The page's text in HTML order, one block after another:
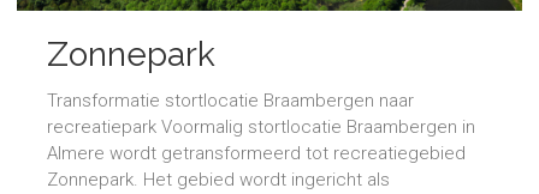
Zonnepark
Transformatie stortlocatie Braambergen naar
recreatiepark Voormalig stortlocatie Braambergen in
Almere wordt getransformeerd tot recreatiegebied
Zonnepark. Het gebied wordt ingericht als